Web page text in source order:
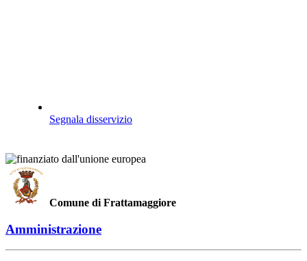
Segnala disservizio
Comune di Frattamaggiore
Amministrazione